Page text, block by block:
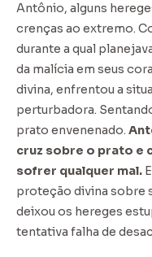
Antônio, alguns
crenças ao extremo.
durante a qual
da malícia em seus
divina, enfrentou a
perturbadora.
prato envenenado.
cruz sobre o prato e
sofrer qualquer mal.
proteção divina sobre
deixou os hereges
tentativa falha de